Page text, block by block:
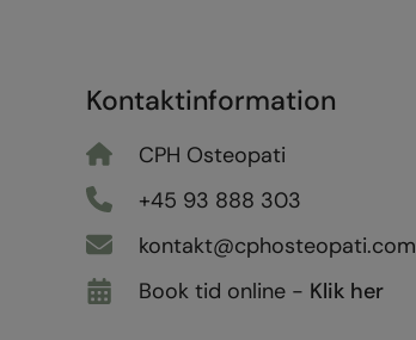
Kontaktinformation
CPH Osteopati
+45 93 888 303
kontakt@cphosteopati.com
Book tid online - Klik her